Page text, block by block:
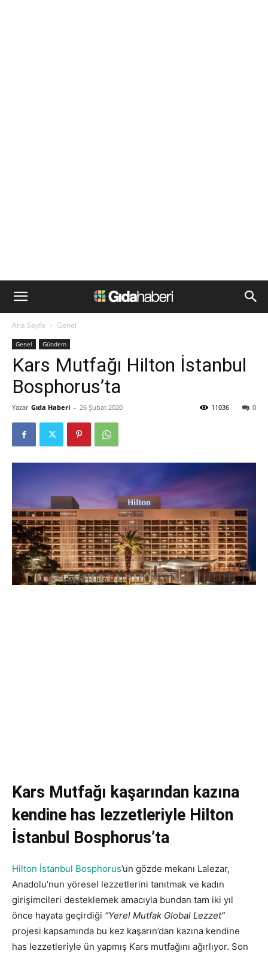
Ana Sayfa Genel
Genel Gündem
Kars Mutfağı Hilton İstanbul
Bosphorus’ta
Yazar Gıda Haberi - 26 Şubat 2020 0
11036
Kars Mutfağı kaşarından kazına
kendine has lezzetleriyle Hilton
İstanbul Bosphorus’ta
Hilton İstanbul Bosphorus’un gözde mekanı Lalezar,
Anadolu’nun yöresel lezzetlerini tanıtmak ve kadın
girişimcileri desteklemek amacıyla bundan tam iki yıl
önce hayata geçirdiği “Yerel Mutfak Global Lezzet”
projesi kapsamında bu kez kaşarın’dan kazına kendine
has lezzetleriyle ün yapmış Kars mutfağını ağırlıyor. Son